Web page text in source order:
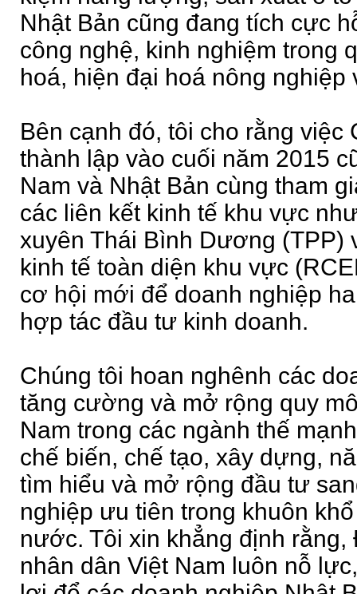
Nhật Bản cũng đang tích cực
công nghệ, kinh nghiệm trong
hoá, hiện đại hoá nông nghiệp
Bên cạnh đó, tôi cho rằng việc
thành lập vào cuối năm 2015
Nam và Nhật Bản cùng tham
các liên kết kinh tế khu vực
xuyên Thái Bình Dương (TPP)
kinh tế toàn diện khu vực
cơ hội mới để doanh nghiệp
hợp tác đầu tư kinh doanh.
Chúng tôi hoan nghênh các
tăng cường và mở rộng quy
Nam trong các ngành thế
chế biến, chế tạo, xây dựng,
tìm hiểu và mở rộng đầu tư
nghiệp ưu tiên trong khuôn
nước. Tôi xin khẳng định
nhân dân Việt Nam luôn nỗ